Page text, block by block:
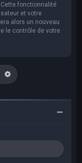
Cette fonctionnalité
et votre
alors un nouveau
le contrôle de votre
Recherche avancée